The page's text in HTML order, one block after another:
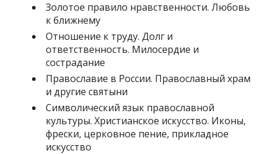
Золотое правило нравственности. Любовь
к ближнему
Отношение к труду. Долг и
ответственность. Милосердие и
сострадание
Православие в России. Православный храм
и другие святыни
Символический язык православной
культуры. Христианское искусство. Иконы,
фрески, церковное пение, прикладное
искусство